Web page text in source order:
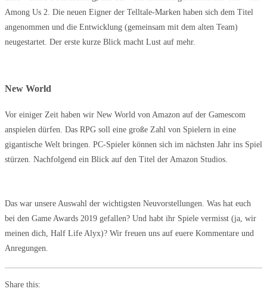
Among Us 2. Die neuen Eigner der Telltale-Marken haben sich dem Titel
angenommen und die Entwicklung (gemeinsam mit dem alten Team)
neugestartet. Der erste kurze Blick macht Lust auf mehr.
New World
Vor einiger Zeit haben wir New World von Amazon auf der Gamescom
anspielen dürfen. Das RPG soll eine große Zahl von Spielern in eine
gigantische Welt bringen. PC-Spieler können sich im nächsten Jahr ins Spiel
stürzen. Nachfolgend ein Blick auf den Titel der Amazon Studios.
Das war unsere Auswahl der wichtigsten Neuvorstellungen. Was hat euch
bei den Game Awards 2019 gefallen? Und habt ihr Spiele vermisst (ja, wir
meinen dich, Half Life Alyx)? Wir freuen uns auf euere Kommentare und
Anregungen.
Share this: